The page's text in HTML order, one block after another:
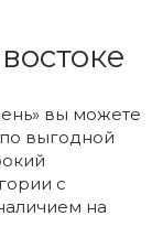
вы можете
выгодной
с
на